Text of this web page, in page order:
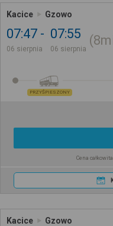
Kacice Gzowo
07:47
06 sierpnia
07:55
06 sierpnia
PRZYŚPIESZONY
Cena
Kacice Gzowo